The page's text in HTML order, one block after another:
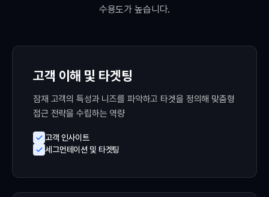
수용도가 높습니다.
고객 이해 및 타겟팅
잠재 고객의 특성과 니즈를 파악하고 타겟을 정의해 맞춤형
접근 전략을 수립하는 역량
고객 인사이트
세그먼테이션 및 타겟팅